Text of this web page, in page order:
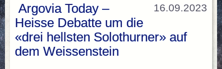
16.09.2023
Argovia Today –
Heisse Debatte um die
«drei hellsten Solothurner» auf
dem Weissenstein